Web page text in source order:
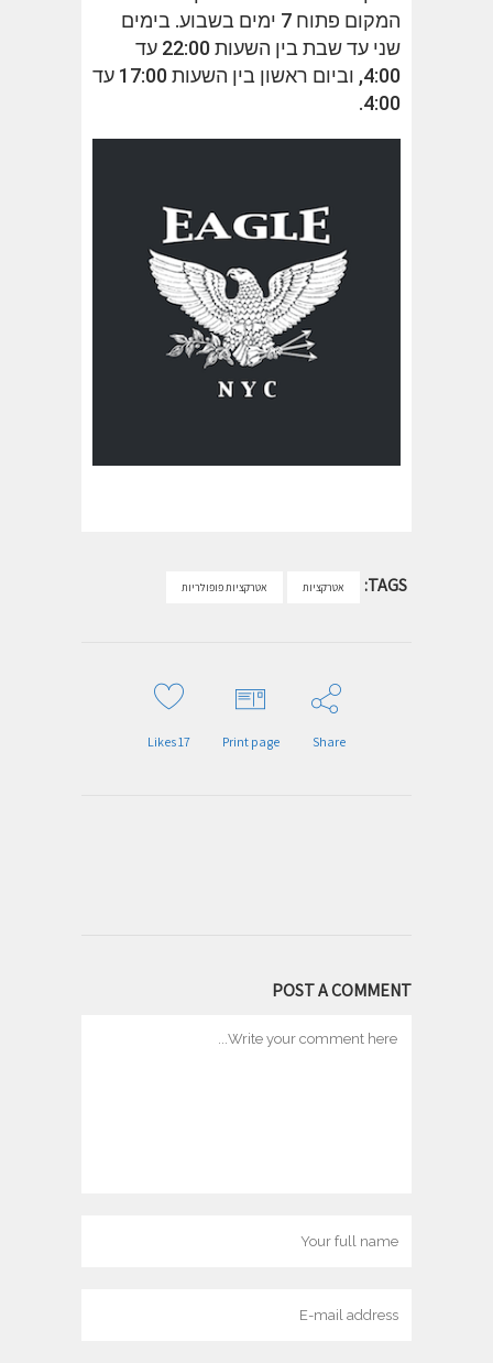
המקום פתוח 7 ימים בשבוע. בימים
שני עד שבת בין השעות 22:00 עד
4:00, וביום ראשון בין השעות 17:00 עד
4:00.
TAGS: אטרקציות אטרקציות פופולריות
Share
Print page
17
Likes
POST A COMMENT